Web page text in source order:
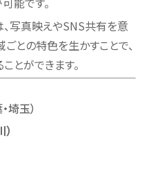
写真映えやSNS共有を意
との特色を生かすことで、
とができます。
埼玉）